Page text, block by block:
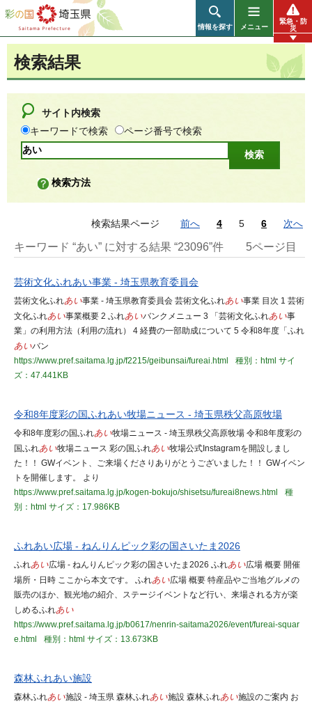
彩の国 埼玉県
情報を探す メニュー
緊急・防
災
検索結果
サイト内検索
キーワードで検索
ページ番号で検索
検索方法
検索結果ページ 前へ 4 5 6 次へ
キーワード “あい” に対する結果 “23096”件 5ページ目
芸術文化ふれあい事業 - 埼玉県教育委員会
芸術文化ふれあい事業 - 埼玉県教育委員会 芸術文化ふれあい事業 目次 1 芸術
文化ふれあい事業概要 2 ふれあいバンクメニュー 3 「芸術文化ふれあい事
業」の利用方法（利用の流れ） 4 経費の一部助成について 5 令和8年度「ふれ
あいバン
https://www.pref.saitama.lg.jp/f2215/geibunsai/fureai.html
種別：html サイ
ズ：47.441KB
令和8年度彩の国ふれあい牧場ニュース - 埼玉県秩父高原牧場
令和8年度彩の国ふれあい牧場ニュース - 埼玉県秩父高原牧場 令和8年度彩の
国ふれあい牧場ニュース 彩の国ふれあい牧場公式Instagramを開設しまし
た！！ GWイベント、ご来場くださりありがとうございました！！ GWイベン
トを開催します。 より
https://www.pref.saitama.lg.jp/kogen-bokujo/shisetsu/fureai8news.html
種
別：html サイズ：17.986KB
ふれあい広場 - ねんりんピック彩の国さいたま2026
ふれあい広場 - ねんりんピック彩の国さいたま2026 ふれあい広場 概要 開催
場所・日時 ここから本文です。 ふれあい広場 概要 特産品やご当地グルメの
販売のほか、観光地の紹介、ステージイベントなど行い、来場される方が楽
しめるふれあい
https://www.pref.saitama.lg.jp/b0617/nenrin-saitama2026/event/fureai-squar
e.html
種別：html サイズ：13.673KB
森林ふれあい施設
森林ふれあい施設 - 埼玉県 森林ふれあい施設 森林ふれあい施設のご案内 お